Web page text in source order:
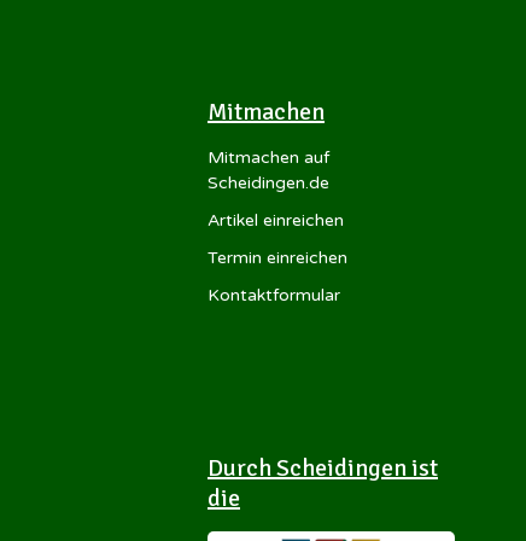
Mitmachen
Mitmachen auf
Scheidingen.de
Artikel einreichen
Termin einreichen
Kontaktformular
Durch Scheidingen ist
die